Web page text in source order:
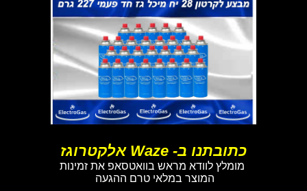
כתובתנו ב- Waze אלקטרוגז
מומלץ לוודא מראש בוואטסאפ את זמינות
המוצר במלאי טרם ההגעה